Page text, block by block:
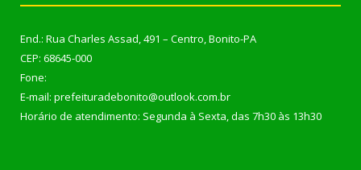
End.: Rua Charles Assad, 491 – Centro, Bonito-PA
CEP: 68645-000
Fone:
E-mail: prefeituradebonito@outlook.com.br
Horário de atendimento: Segunda à Sexta, das 7h30 às 13h30